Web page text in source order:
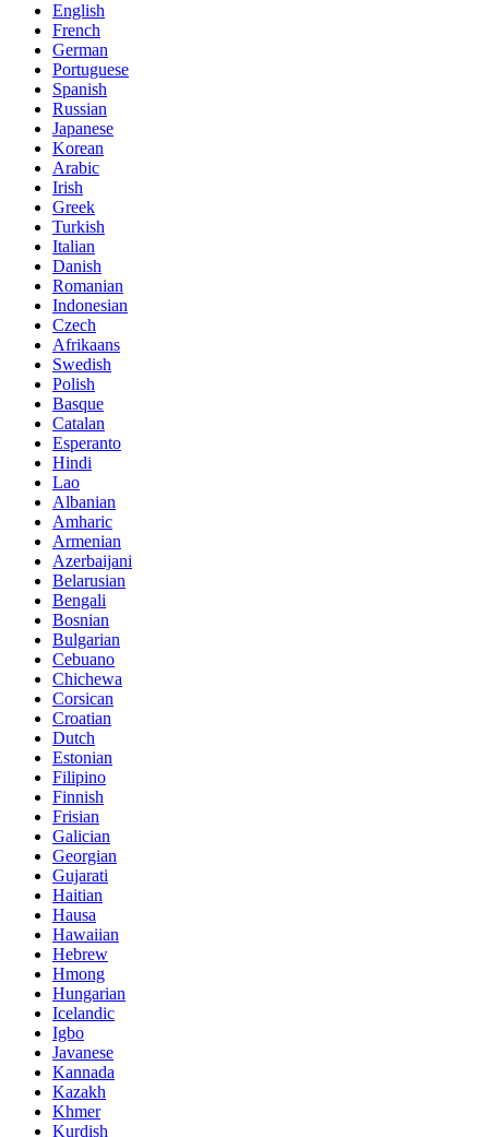
English
French
German
Portuguese
Spanish
Russian
Japanese
Korean
Arabic
Irish
Greek
Turkish
Italian
Danish
Romanian
Indonesian
Czech
Afrikaans
Swedish
Polish
Basque
Catalan
Esperanto
Hindi
Lao
Albanian
Amharic
Armenian
Azerbaijani
Belarusian
Bengali
Bosnian
Bulgarian
Cebuano
Chichewa
Corsican
Croatian
Dutch
Estonian
Filipino
Finnish
Frisian
Galician
Georgian
Gujarati
Haitian
Hausa
Hawaiian
Hebrew
Hmong
Hungarian
Icelandic
Igbo
Javanese
Kannada
Kazakh
Khmer
Kurdish